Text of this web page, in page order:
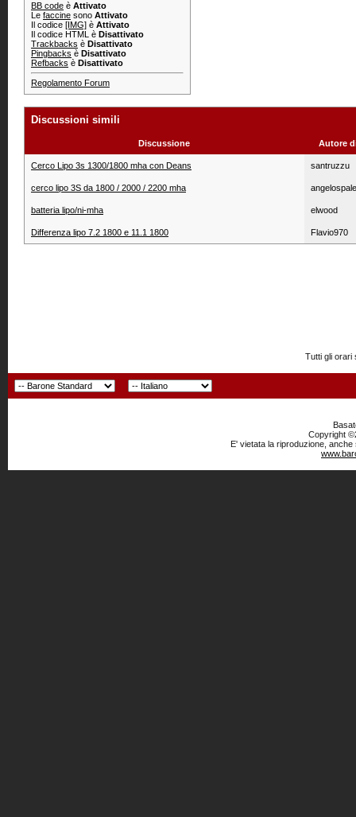
BB code è Attivato
Le faccine sono Attivato
Il codice [IMG] è Attivato
Il codice HTML è Disattivato
Trackbacks è Disattivato
Pingbacks è Disattivato
Refbacks è Disattivato
Regolamento Forum
Discussioni simili
Discussione Autore
Cerco Lipo 3s 1300/1800 mha con Deans santruzzu
cerco lipo 3S da 1800 / 2000 / 2200 mha
batteria lipo/ni-mha elwood
Differenza lipo 7.2 1800 e 11.1 1800 Flavio970
Tutti gli orari
Copyright
E' vietata la riproduzione,